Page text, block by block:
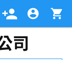
司